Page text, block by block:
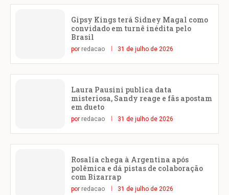
Gipsy Kings terá Sidney Magal como
convidado em turnê inédita pelo
Brasil
por redacao 31 de julho de 2026
Laura Pausini publica data
misteriosa, Sandy reage e fãs apostam
em dueto
por redacao 31 de julho de 2026
Rosalía chega à Argentina após
polêmica e dá pistas de colaboração
com Bizarrap
por redacao 31 de julho de 2026